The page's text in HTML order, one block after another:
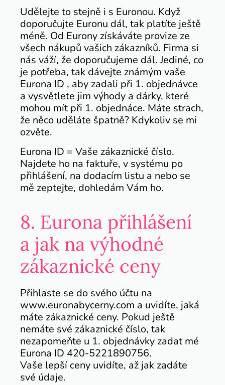
Udělejte to stejně i s Euronou. Když
doporučujte Euronu dál, tak platíte ještě
méně. Od Eurony získáváte provize ze
všech nákupů vašich zákazníků. Firma si
nás váží, že doporučujeme dál. Jediné, co
je potřeba, tak dávejte známým vaše
Eurona ID , aby zadali při 1. objednávce
a vysvětlete jim výhody a dárky, které
mohou mít při 1. objednáce. Máte strach,
že něco uděláte špatně? Kdykoliv se mi
ozvěte.
Eurona ID = Vaše zákaznické číslo.
Najdete ho na faktuře, v systému po
přihlášení, na dodacím listu a nebo se
mě zeptejte, dohledám Vám ho.
8. Eurona přihlášení
a jak na výhodné
zákaznické ceny
Přihlaste se do svého účtu na
www.euronabycerny.com a uvidíte, jaká
máte zákaznické ceny. Pokud ještě
nemáte své zákaznické číslo, tak
nezapomeňte u 1. objednávky zadat mé
Eurona ID 420-5221890756.
Vaše lepší ceny uvidíte, až jak zadáte
své údaje.